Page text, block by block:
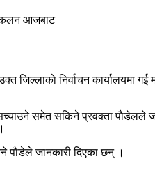
संकलन आजबाट
निर्वाचन कार्यालयमा गई
सच्याउने समेत सकिने प्रवक्ता पाैडेलले
पाैडेले जानकारी दिएका छन् ।